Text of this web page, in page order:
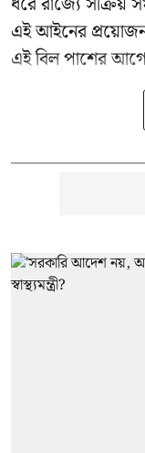
এই আইনের
এই বিল পাশের